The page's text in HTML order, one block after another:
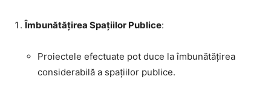
Îmbunătățirea Spațiilor Publice:
Proiectele efectuate pot duce la îmbunătățirea
considerabilă a spațiilor publice.